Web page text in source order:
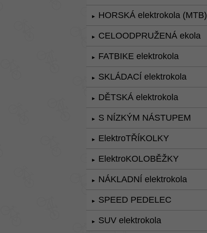
► HORSKÁ elektrokola (MTB)
► CELOODPRUŽENÁ ekola
► FATBIKE elektrokola
► SKLÁDACÍ elektrokola
► DĚTSKÁ elektrokola
► S NÍZKÝM NÁSTUPEM
► ElektroTŘÍKOLKY
► ElektroKOLOBĚŽKY
► NÁKLADNÍ elektrokola
► SPEED PEDELEC
► SUV elektrokola